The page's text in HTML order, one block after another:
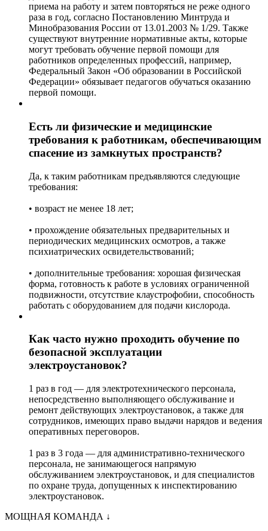
приема на работу и затем повторяться не реже одного
раза в год, согласно Постановлению Минтруда и
Минобразования России от 13.01.2003 № 1/29. Также
существуют внутренние нормативные акты, которые
могут требовать обучение первой помощи для
работников определенных профессий, например,
Федеральный Закон «Об образовании в Российской
Федерации» обязывает педагогов обучаться оказанию
первой помощи.
Есть ли физические и медицинские
требования к работникам, обеспечивающим
спасение из замкнутых пространств?
Да, к таким работникам предъявляются следующие
требования:
• возраст не менее 18 лет;
• прохождение обязательных предварительных и
периодических медицинских осмотров, а также
психиатрических освидетельствований;
• дополнительные требования: хорошая физическая
форма, готовность к работе в условиях ограниченной
подвижности, отсутствие клаустрофобии, способность
работать с оборудованием для подачи кислорода.
Как часто нужно проходить обучение по
безопасной эксплуатации
электроустановок?
1 раз в год — для электротехнического персонала,
непосредственно выполняющего обслуживание и
ремонт действующих электроустановок, а также для
сотрудников, имеющих право выдачи нарядов и ведения
оперативных переговоров.
1 раз в 3 года — для административно-технического
персонала, не занимающегося напрямую
обслуживанием электроустановок, и для специалистов
по охране труда, допущенных к инспектированию
электроустановок.
МОЩНАЯ КОМАНДА ↓